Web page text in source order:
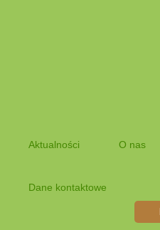
Aktualności O nas
Dane kontaktowe